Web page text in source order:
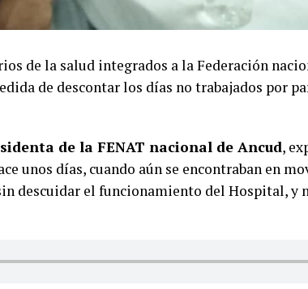
de la salud integrados a la Federación
de descontar los días no trabajados por
de la FENAT nacional de Ancud,
unos días, cuando aún se encontraban en
descuidar el funcionamiento del Hospital, y